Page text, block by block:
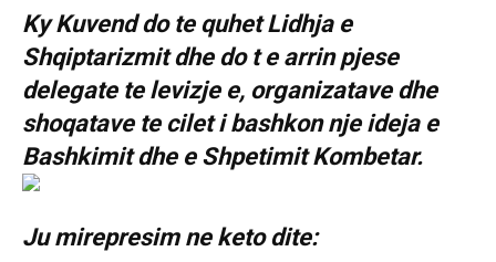
Ky Kuvend do te quhet Lidhja e
Shqiptarizmit dhe do t e arrin pjese
delegate te levizje e, organizatave dhe
shoqatave te cilet i bashkon nje ideja e
Bashkimit dhe e Shpetimit Kombetar.
Ju mirepresim ne keto dite: